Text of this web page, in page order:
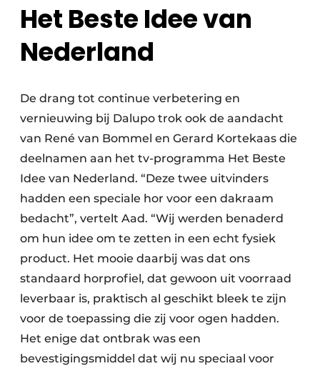
Het Beste Idee van
Nederland
De drang tot continue verbetering en
vernieuwing bij Dalupo trok ook de aandacht
van René van Bommel en Gerard Kortekaas die
deelnamen aan het tv-programma Het Beste
Idee van Nederland. “Deze twee uitvinders
hadden een speciale hor voor een dakraam
bedacht”, vertelt Aad. “Wij werden benaderd
om hun idee om te zetten in een echt fysiek
product. Het mooie daarbij was dat ons
standaard horprofiel, dat gewoon uit voorraad
leverbaar is, praktisch al geschikt bleek te zijn
voor de toepassing die zij voor ogen hadden.
Het enige dat ontbrak was een
bevestigingsmiddel dat wij nu speciaal voor